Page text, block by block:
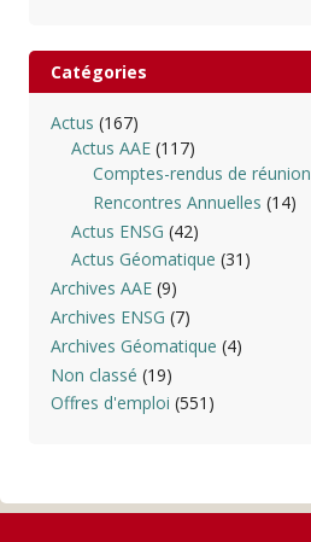
Catégories
Actus (167)
Actus AAE (117)
Comptes-rendus de réunion
Rencontres Annuelles (14)
Actus ENSG (42)
Actus Géomatique (31)
Archives AAE(9)
Archives ENSG (7)
Archives Géomatique (4)
Non classé (19)
Offres d'emploi (551)